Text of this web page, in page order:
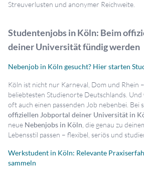
Streuverlusten und anonymer Reichweite.
Studentenjobs in Köln: Beim
deiner Universität fündig werden
Nebenjob in Köln gesucht? Hier starten
Köln ist nicht nur Karneval, Dom und Rhein
beliebtesten Studienorte Deutschlands.
oft auch einen passenden Job nebenbei. Bei
offiziellen Jobportal deiner Universität in
neue Nebenjobs in Köln , die genau zu
Lebensstil passen – flexibel, seriös und
Werkstudent in Köln: Relevante
sammeln